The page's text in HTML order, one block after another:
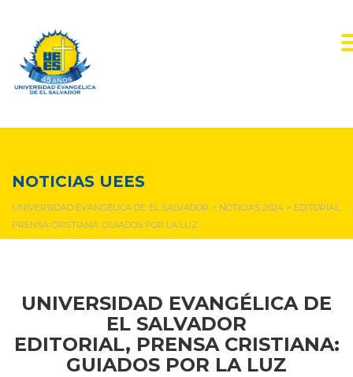
NOTICIAS UEES
UNIVERSIDAD EVANGÉLICA DE EL SALVADOR > NOTICIAS 2024> EDITORIAL,
PRENSA CRISTIANA: GUIADOS POR LA LUZ
UNIVERSIDAD EVANGÉLICA DE
EL SALVADOR
EDITORIAL, PRENSA CRISTIANA:
GUIADOS POR LA LUZ